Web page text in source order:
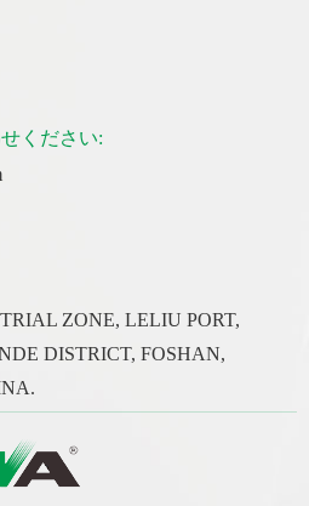
ください:
ZONE, LELIU PORT,
DISTRICT, FOSHAN,